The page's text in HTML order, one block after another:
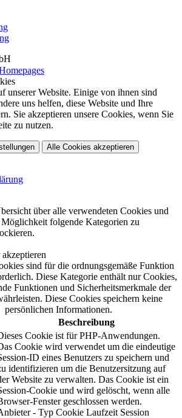
unserer Website. Einige von ihnen sind
uns helfen, diese Website und Ihre
Sie akzeptieren unsere Cookies, wenn Sie
zu nutzen.
Alle Cookies akzeptieren
über alle verwendeten Cookies und
folgende Kategorien zu
sind für die ordnungsgemäße Funktion
Diese Kategorie enthält nur Cookies,
Funktionen und Sicherheitsmerkmale der
Diese Cookies speichern keine
persönlichen Informationen.
Beschreibung
Cookie ist für PHP-Anwendungen.
Cookie wird verwendet um die eindeutige
ID eines Benutzers zu speichern und
identifizieren um die Benutzersitzung auf
Website zu verwalten. Das Cookie ist ein
Cookie und wird gelöscht, wenn alle
Fenster geschlossen werden.
- Typ Cookie Laufzeit Session